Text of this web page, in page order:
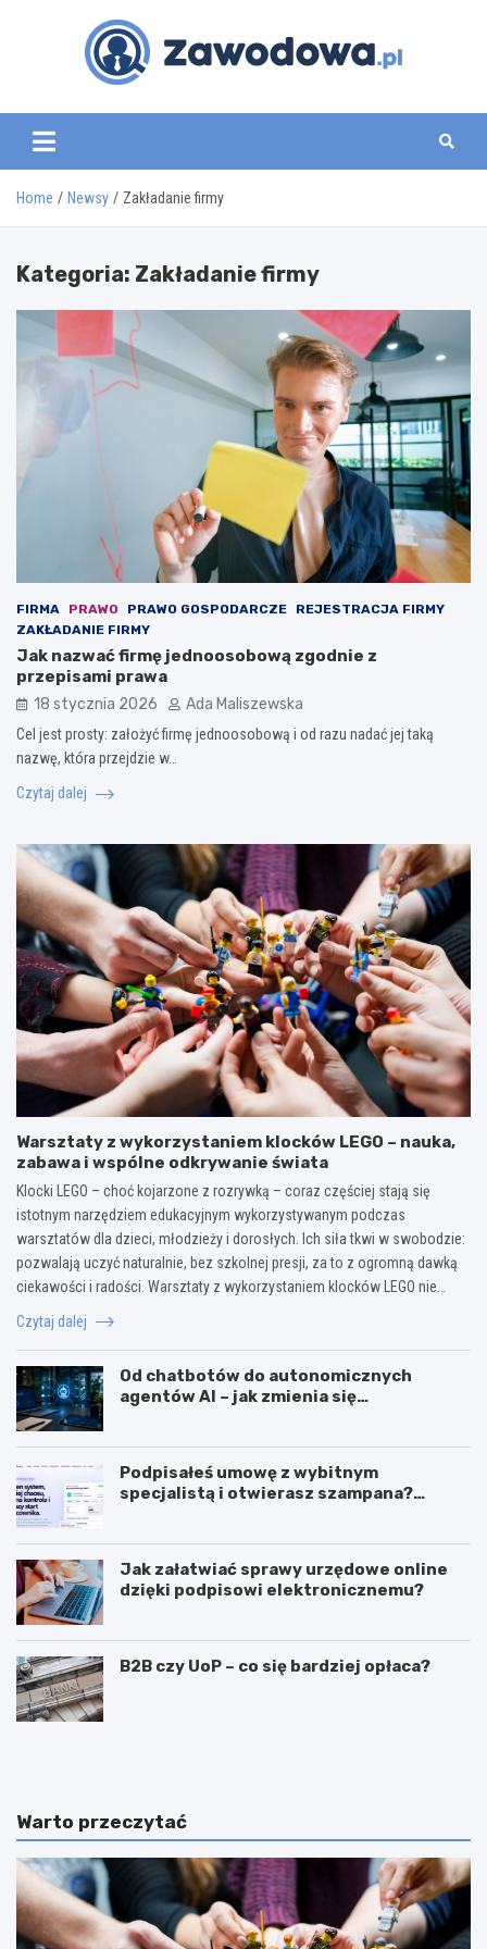
zawodowa.pl
Home Newsy Zakładanie firmy
Kategoria: Zakładanie firmy
FIRMA PRAWO PRAWO GOSPODARCZE
REJESTRACJA FIRMY
ZAKŁADANIE FIRMY
Jak nazwać firmę jednoosobową zgodnie z
przepisami prawa
18 stycznia 2026 Ada Maliszewska
Cel jest prosty: założyć firmę jednoosobową i od razu nadać jej taką
nazwę, która przejdzie w…
Czytaj dalej
Warsztaty z wykorzystaniem klocków LEGO – nauka,
zabawa i wspólne odkrywanie świata
Klocki LEGO – choć kojarzone z rozrywką – coraz częściej stają się
istotnym narzędziem edukacyjnym wykorzystywanym podczas
warsztatów dla dzieci, młodzieży i dorosłych. Ich siła tkwi w swobodzie:
pozwalają uczyć naturalnie, bez szkolnej presji, za to z ogromną dawką
ciekawości i radości. Warsztaty z wykorzystaniem klocków LEGO nie…
Czytaj dalej
Od chatbotów do autonomicznych
agentów AI – jak zmienia się
Podpisałeś umowę z wybitnym
specjalistą i otwierasz szampana?
Jak załatwiać sprawy urzędowe online
dzięki podpisowi elektronicznemu?
B2B czy UoP – co się bardziej opłaca?
J
g
ę
z
a
r
a
J
c
e
c
h
y
p
Warto przeczytać